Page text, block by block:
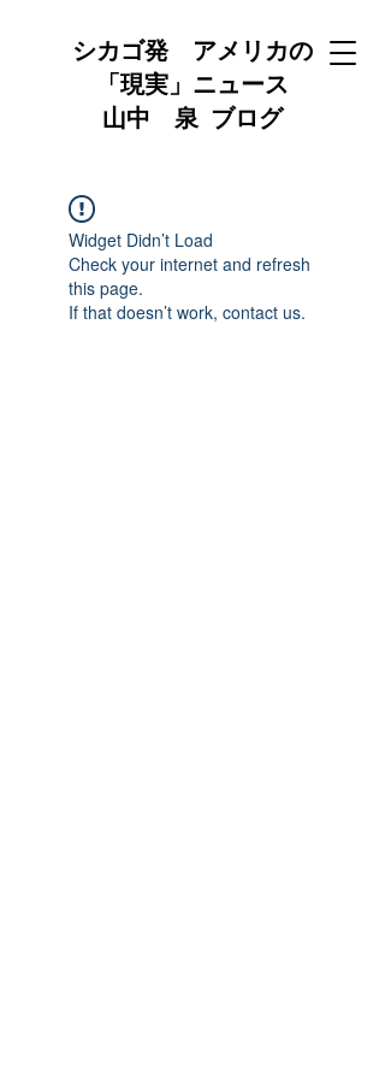
シカゴ発 アメリカの
「現実」ニュース
山中 泉 ブログ
Widget Didn’t Load
Check your internet and refresh
this page.
If that doesn’t work, contact us.